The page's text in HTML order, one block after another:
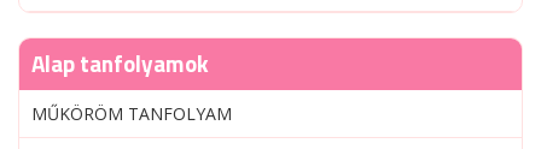
Alap tanfolyamok
MŰKÖRÖM TANFOLYAM